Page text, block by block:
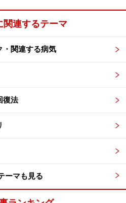
をとる機会が多いと前方へ骨
、ハイヒールを履くことがき
人もいます。
てる意識を持つこと
への負担を少なく過ごすこと
活を送る中でも、骨盤を立て
けて、傾いてしまった土台を
痛などの予防になるはず。毎
関連するテーマ
・関連する病気
復法
ーマも見る